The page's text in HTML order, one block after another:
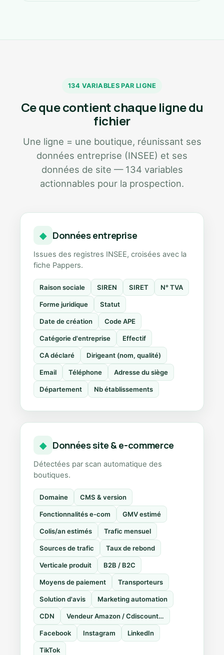
134 VARIABLES PAR LIGNE
Ce que contient chaque ligne du
fichier
Une ligne = une boutique, réunissant ses
données entreprise (INSEE) et ses
données de site — 134 variables
actionnables pour la prospection.
◆ Données entreprise
Issues des registres INSEE, croisées avec la
fiche Pappers.
Raison sociale SIREN SIRET N° TVA
Forme juridique Statut
Date de création Code APE
Catégorie d'entreprise Effectif
CA déclaré Dirigeant (nom, qualité)
Email Téléphone Adresse du siège
Département Nb établissements
◆ Données site & e-commerce
Détectées par scan automatique des
boutiques.
Domaine CMS & version
Fonctionnalités e-com GMV estimé
Colis/an estimés Trafic mensuel
Sources de trafic Taux de rebond
Verticale produit B2B / B2C
Moyens de paiement Transporteurs
Solution d'avis Marketing automation
CDN Vendeur Amazon / Cdiscount…
Facebook Instagram LinkedIn
TikTok